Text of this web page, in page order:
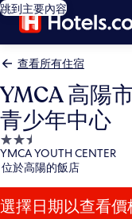
跳到主要內容
查看所有住宿
YMCA 高陽
青少年中心
2.5
星
級
住
宿
YMCA YOUTH CENTER
位於高陽的飯店
選擇日期以查看價